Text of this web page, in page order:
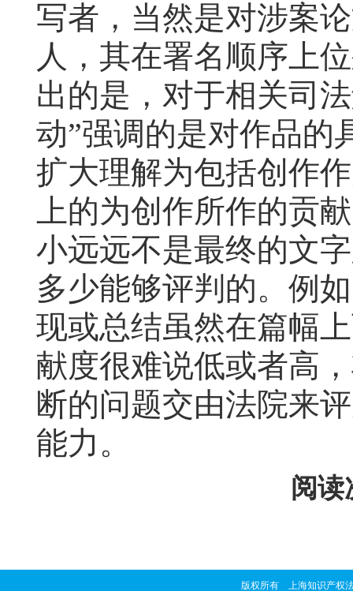
写者，当然是对涉案
人，其在署名顺序上
出的是，对于相关司
动”强调的是对作品的
扩大理解为包括创作
上的为创作所作的贡
小远远不是最终的文
多少能够评判的。例
现或总结虽然在篇幅
献度很难说低或者高
断的问题交由法院来
能力。
阅读
版权所有 上海知识产权法